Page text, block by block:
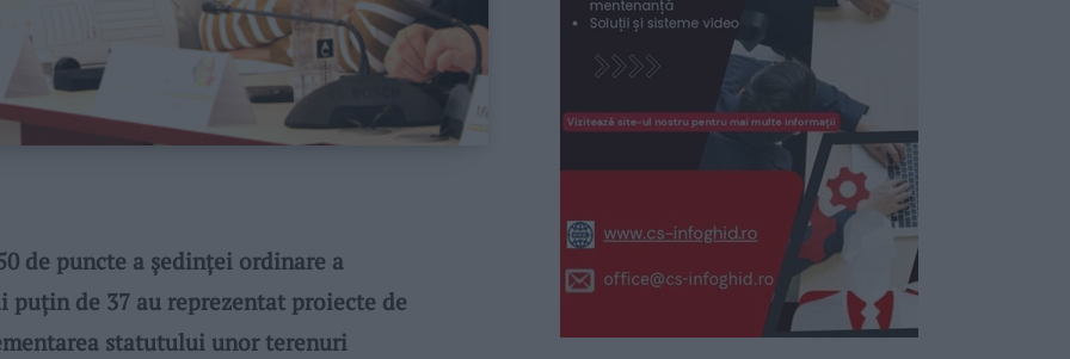
de puncte a ședinței ordinare a
de 37 au reprezentat proiecte de
statutului unor terenuri